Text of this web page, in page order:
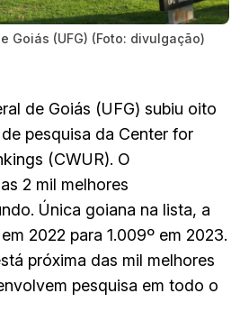
Goiás (UFG) (Foto: divulgação)
de Goiás (UFG) subiu oito
pesquisa da Center for
(CWUR). O
2 mil melhores
Única goiana na lista, a
2022 para 1.009º em 2023.
próxima das mil melhores
pesquisa em todo o